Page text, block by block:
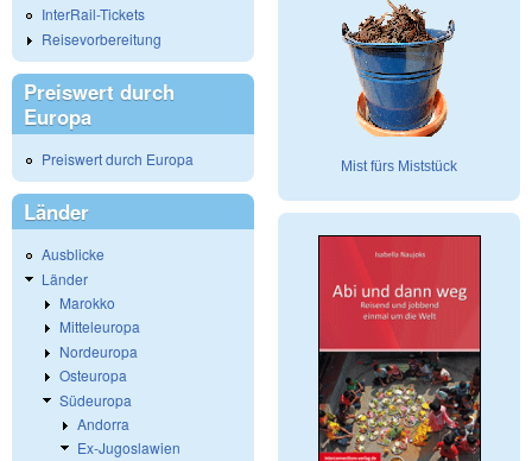
InterRail-Tickets
Reisevorbereitung
Preiswert durch
Europa
Preiswert durch Europa
Länder
Ausblicke
Länder
Marokko
Mitteleuropa
Nordeuropa
Osteuropa
Südeuropa
Andorra
Ex-Jugoslawien
Mist fürs Miststück